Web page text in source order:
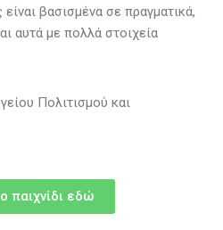
βασισμένα σε πραγματικά,
αυτά με πολλά στοιχεία
Πολιτισμού και
παιχνίδι εδώ